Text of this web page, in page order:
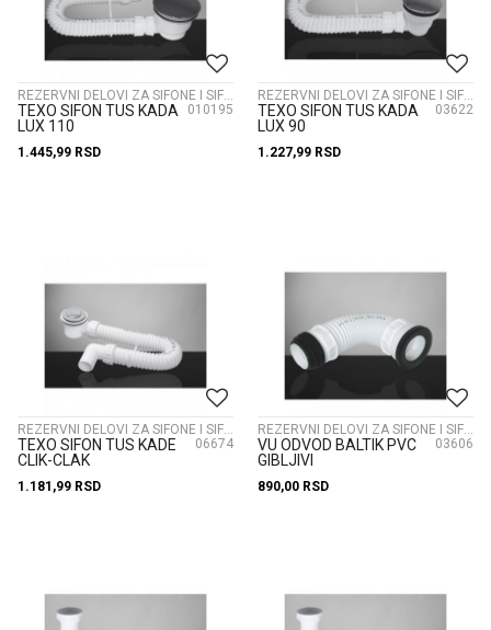
010195
TEXO SIFON TUS KADA
LUX 110
1.445,99 RSD
03622
TEXO SIFON TUS KADA
LUX 90
1.227,99 RSD
REZERVNI DELOVI ZA SIFONE I SIFONI
06674
TEXO SIFON TUS KADE
CLIK-CLAK
1.181,99 RSD
REZERVNI DELOVI ZA SIFONE I SIFONI
03606
VU ODVOD BALTIK PVC
GIBLJIVI
890,00 RSD